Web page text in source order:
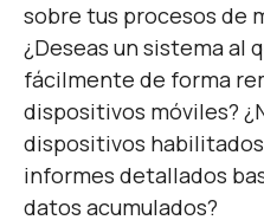
sobre tus procesos de
¿Deseas un sistema al
fácilmente de forma
dispositivos móviles?
dispositivos
informes detallados
datos acumulados?